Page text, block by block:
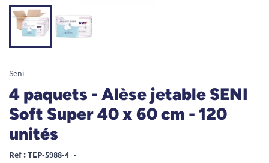
Seni
4 paquets - Alèse jetable SENI
Soft Super 40 x 60 cm - 120
unités
Ref : TEP-5988-4 •